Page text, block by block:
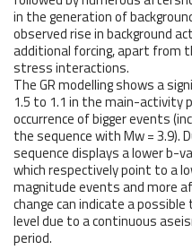
in the generation of
observed rise in background
additional forcing, apart from
stress interactions.
The GR modelling shows a
1.5 to 1.1 in the main-activity
occurrence of bigger events
the sequence with Mw =
sequence displays a lower b-
which respectively point to a
magnitude events and more
change can indicate a
level due to a continuous
period.